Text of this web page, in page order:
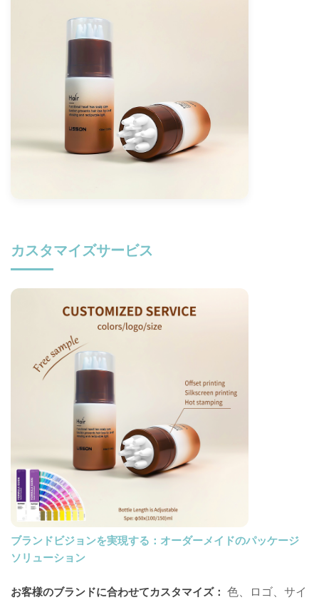
カスタマイズサービス
ブランドビジョンを実現する：オーダーメイドのパッケージ
ソリューション
お客様のブランドに合わせてカスタマイズ： 色、ロゴ、サイ